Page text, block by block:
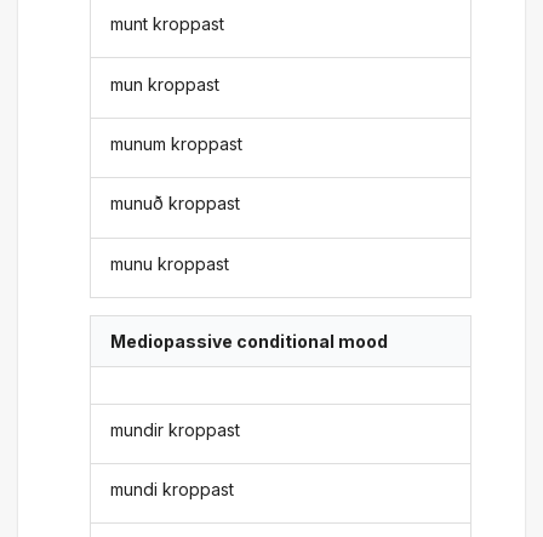
munt kroppast
mun kroppast
munum kroppast
munuð kroppast
munu kroppast
Mediopassive conditional mood
mundir kroppast
mundi kroppast